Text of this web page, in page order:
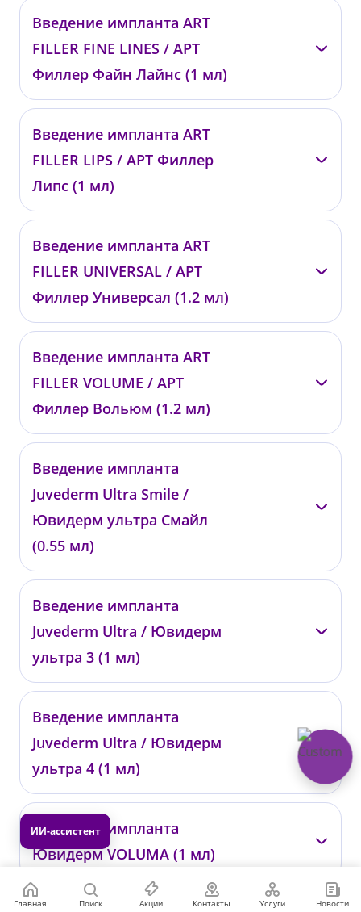
008142
от 20 300 ₽
Введение импланта ART
FILLER FINE LINES / АРТ
Филлер Файн Лайнс (1 мл)
0251
от 19 200 ₽
Введение импланта ART
FILLER LIPS / АРТ Филлер
Липс (1 мл)
0252
от 23 200 ₽
Введение импланта ART
FILLER UNIVERSAL / АРТ
Филлер Универсал (1.2 мл)
0253
от 24 200 ₽
Введение импланта ART
FILLER VOLUME / АРТ
Филлер Вольюм (1.2 мл)
0254
от 27 200 ₽
Введение импланта
Juvederm Ultra Smile /
Ювидерм ультра Смайл
(0.55 мл)
00951
от 27 000 ₽
Введение импланта
Juvederm Ultra / Ювидерм
ультра 3 (1 мл)
00751
от 34 000 ₽
Введение импланта
Juvederm Ultra / Ювидерм
ультра 4 (1 мл)
00752
от 36 000 ₽
Введение импланта
Ювидерм VOLUMA (1 мл)
—
Главная Поиск Акции Контакты Услуги Новости